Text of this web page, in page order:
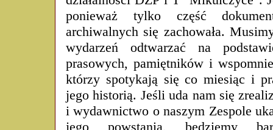
ponieważ tylko część
archiwalnych się zachowała.
wydarzeń odtwarzać na
prasowych, pamiętników i
którzy spotykają się co miesiąc i
jego historią. Jeśli uda nam się
i wydawnictwo o naszym Zespole
jego powstania, będziemy